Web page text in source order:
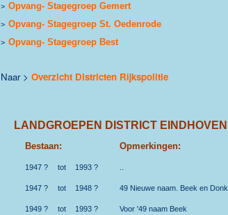
> Opvang- Stagegroep Gemert
> Opvang- Stagegroep St. Oedenrode
> Opvang- Stagegroep Best
Naar > Overzicht Districten Rijkspolitie
LANDGROEPEN DISTRICT EINDHOVEN
Bestaan:
Opmerkingen:
1947 ? tot 1993 ?
1947 ? tot 1948 ? 49 Nieuwe naam. Beek en Donk
1949 ? tot 1993 ? Voor '49 naam Beek